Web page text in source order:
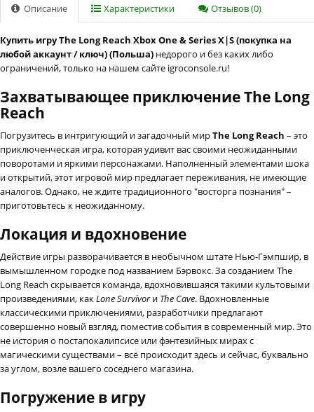
Описание Характеристики Отзывов (0)
Купить игру The Long Reach Xbox One & Series X|S (покупка на
любой аккаунт / ключ) (Польша) недорого и без каких либо
ограничений, только на нашем сайте igroconsole.ru!
Захватывающее приключение The Long
Reach
Погрузитесь в интригующий и загадочный мирThe Long Reach – это
приключенческая игра, которая удивит вас своими неожиданными
поворотами и яркими персонажами. Наполненный элементами шока
и открытий, этот игровой мир предлагает переживания, не имеющие
аналогов. Однако, не ждите традиционного "восторга познания" –
приготовьтесь к неожиданному.
Локация и вдохновение
Действие игры разворачивается в необычном штате Нью-Гэмпшир, в
вымышленном городке под названием Бэрвокс. За созданием The
Long Reach скрывается команда, вдохновившаяся такими культовыми
произведениями, какLone Survivorи The Cave. Вдохновленные
классическими приключениями, разработчики предлагают
совершенно новый взгляд, поместив события в современный мир. Это
не история о постапокалипсисе или фэнтезийных мирах с
магическими существами – всё происходит здесь и сейчас, буквально
за углом, возле вашего соседнего магазина.
Погружение в игру